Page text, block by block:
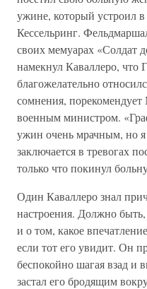
ужине, который устроил
Кессельринг.
своих мемуарах «Солдат
намекнул Каваллеро, что
благожелательно
сомнения, порекомендует
военным министром.
ужин очень мрачным, но
заключается в тревогах
только что покинул
Один Каваллеро знал
настроения. Должно
и о том, какое
если тот его увидит. Он
беспокойно шагая взад и
застал его бродящим